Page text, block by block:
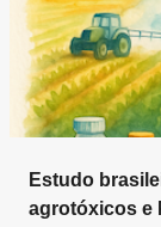
Estudo
agrotóxicos e